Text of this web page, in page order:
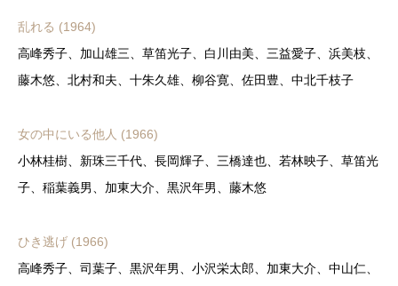
乱れる (1964)
高峰秀子、加山雄三、草笛光子、白川由美、三益愛子、浜美枝、
藤木悠、北村和夫、十朱久雄、柳谷寛、佐田豊、中北千枝子
女の中にいる他人 (1966)
小林桂樹、新珠三千代、長岡輝子、三橋達也、若林映子、草笛光
子、稲葉義男、加東大介、黒沢年男、藤木悠
ひき逃げ (1966)
高峰秀子、司葉子、黒沢年男、小沢栄太郎、加東大介、中山仁、